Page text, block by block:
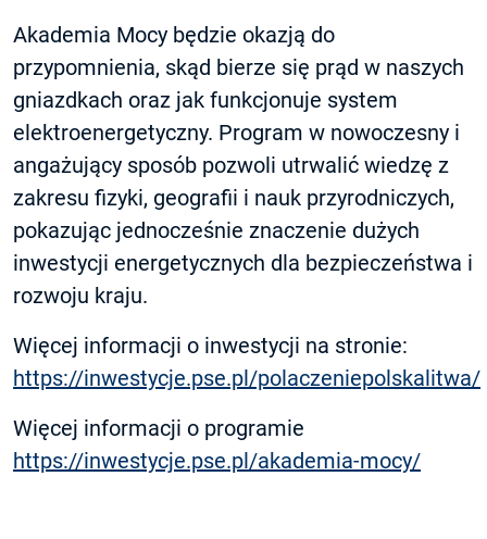
Akademia Mocy będzie okazją do
przypomnienia, skąd bierze się prąd w naszych
gniazdkach oraz jak funkcjonuje system
elektroenergetyczny. Program w nowoczesny i
angażujący sposób pozwoli utrwalić wiedzę z
zakresu fizyki, geografii i nauk przyrodniczych,
pokazując jednocześnie znaczenie dużych
inwestycji energetycznych dla bezpieczeństwa i
rozwoju kraju.
Więcej informacji o inwestycji na stronie:
https://inwestycje.pse.pl/polaczeniepolskalitwa/
Więcej informacji o programie
https://inwestycje.pse.pl/akademia-mocy/